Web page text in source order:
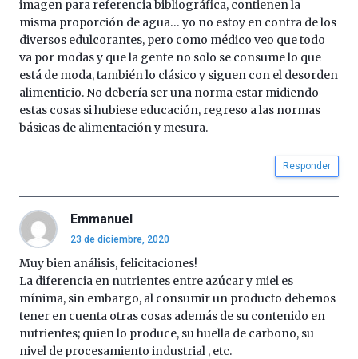
imagen para referencia bibliográfica, contienen la
misma proporción de agua… yo no estoy en contra de los
diversos edulcorantes, pero como médico veo que todo
va por modas y que la gente no solo se consume lo que
está de moda, también lo clásico y siguen con el desorden
alimenticio. No debería ser una norma estar midiendo
estas cosas si hubiese educación, regreso a las normas
básicas de alimentación y mesura.
Responder
Emmanuel
23 de diciembre, 2020
Muy bien análisis, felicitaciones!
La diferencia en nutrientes entre azúcar y miel es
mínima, sin embargo, al consumir un producto debemos
tener en cuenta otras cosas además de su contenido en
nutrientes; quien lo produce, su huella de carbono, su
nivel de procesamiento industrial , etc.